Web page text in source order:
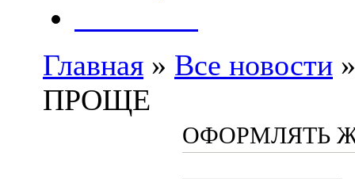
Главная » Все новости
ПРОЩЕ
ОФОРМЛЯТЬ